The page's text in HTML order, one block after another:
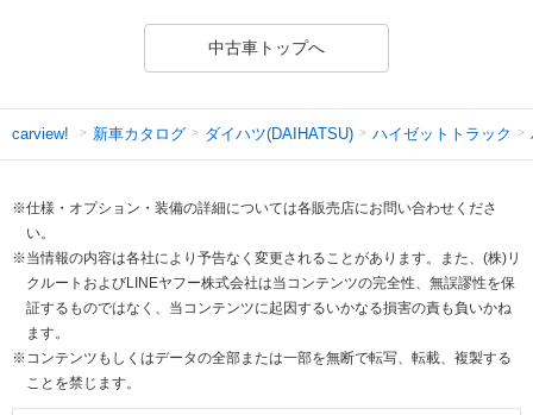
中古車トップへ
carview! 新車カタログ ダイハツ(DAIHATSU) ハイゼットトラック
※仕様・オプション・装備の詳細については各販売店にお問い合わせくださ
い。
※当情報の内容は各社により予告なく変更されることがあります。また、(株)リ
クルートおよびLINEヤフー株式会社は当コンテンツの完全性、無誤謬性を保
証するものではなく、当コンテンツに起因するいかなる損害の責も負いかね
ます。
※コンテンツもしくはデータの全部または一部を無断で転写、転載、複製する
ことを禁じます。